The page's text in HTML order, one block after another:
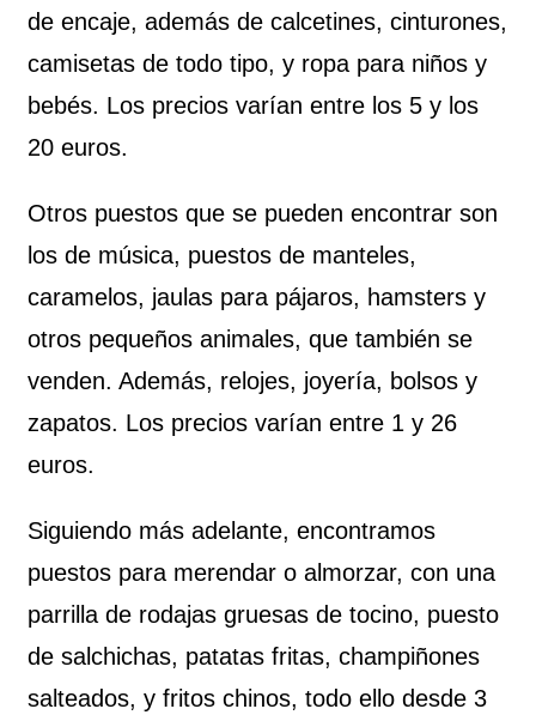
de encaje, además de calcetines, cinturones,
camisetas de todo tipo, y ropa para niños y
bebés. Los precios varían entre los 5 y los
20 euros.
Otros puestos que se pueden encontrar son
los de música, puestos de manteles,
caramelos, jaulas para pájaros, hamsters y
otros pequeños animales, que también se
venden. Además, relojes, joyería, bolsos y
zapatos. Los precios varían entre 1 y 26
euros.
Siguiendo más adelante, encontramos
puestos para merendar o almorzar, con una
parrilla de rodajas gruesas de tocino, puesto
de salchichas, patatas fritas, champiñones
salteados, y fritos chinos, todo ello desde 3